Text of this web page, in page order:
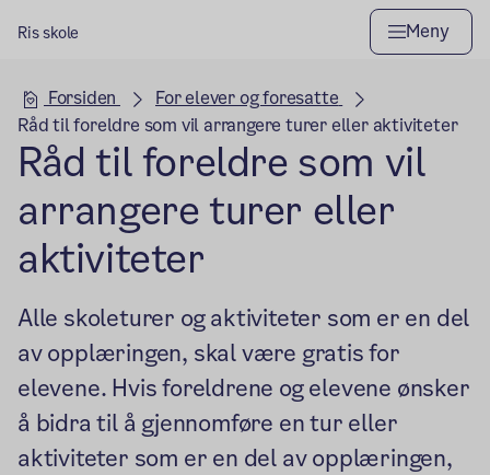
Ris skole Meny
Hovedseksjon
Forsiden
For elever og foresatte
Råd til foreldre som vil arrangere turer eller aktiviteter
Råd til foreldre som vil
arrangere turer eller
aktiviteter
Alle skoleturer og aktiviteter som er en del
av opplæringen, skal være gratis for
elevene. Hvis foreldrene og elevene ønsker
å bidra til å gjennomføre en tur eller
aktiviteter som er en del av opplæringen,